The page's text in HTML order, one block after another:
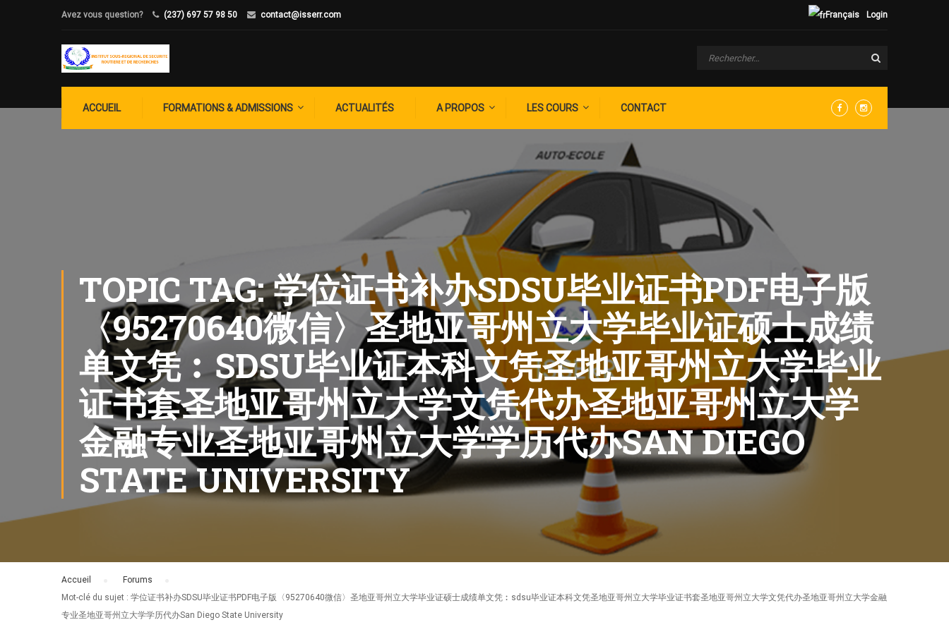
Avez vous question? (237) 697 57 98 50 contact@isserr.com Login
Français
ACCUEIL FORMATIONS & ADMISSIONS ACTUALITÉS A PROPOS LES COURS CONTACT
TOPIC TAG: 学位证书补办SDSU毕业证书PDF电子版
〈95270640微信〉圣地亚哥州立大学毕业证硕士成绩
单文凭︰SDSU毕业证本科文凭圣地亚哥州立大学毕业
证书套圣地亚哥州立大学文凭代办圣地亚哥州立大学
金融专业圣地亚哥州立大学学历代办SAN DIEGO
STATE UNIVERSITY
Accueil Forums
Mot-clé du sujet : 学位证书补办SDSU毕业证书PDF电子版〈95270640微信〉圣地亚哥州立大学毕业证硕士成绩单文凭︰sdsu毕业证本科文凭圣地亚哥州立大学毕业证书套圣地亚哥州立大学文凭代办圣地亚哥州立大学金融
专业圣地亚哥州立大学学历代办San Diego State University